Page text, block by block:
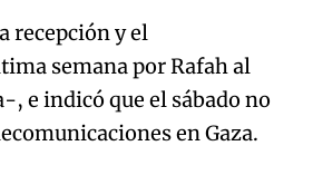
recepción y el
semana por Rafah al
e indicó que el sábado no
en Gaza.